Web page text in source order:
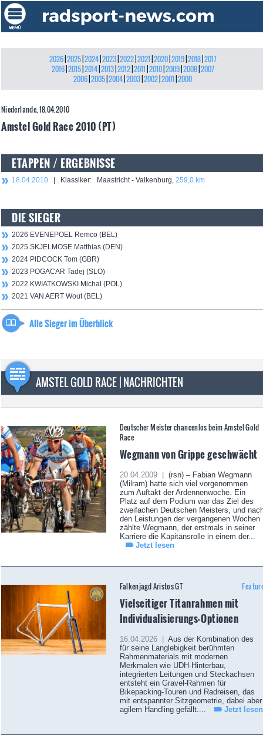
2026| 2025| 2024| 2023| 2022| 2021 2020| 2019| 2018| 2017
2016| 2015| 2014| 2013| 2012| 2011 2010| 2009| 2008| 2007
2006 2005 2004 2003 2002 2001 2000
Niederlande, 18.04.2010
Amstel Gold Race 2010 (PT)
ETAPPEN / ERGEBNISSE
18.04.2010 | Klassiker: Maastricht - Valkenburg, 259,0 km
DIE SIEGER
2026 EVENEPOEL Remco (BEL)
2025 SKJELMOSE Matthias (DEN)
2024 PIDCOCK Tom (GBR)
2023 POGACAR Tadej (SLO)
2022 KWIATKOWSKI Michal (POL)
2021 VAN AERT Wout (BEL)
Alle Sieger im Überblick
AMSTEL GOLD RACE | NACHRICHTEN
Deutscher Meister chancenlos beim Amstel Gold
Race
Wegmann von Grippe geschwächt
20.04.2009 |
(rsn) – Fabian Wegmann
(Milram) hatte sich viel vorgenommen
zum Auftakt der Ardennenwoche. Ein
Platz auf dem Podium war das Ziel des
zweifachen Deutschen Meisters, und
den Leistungen der vergangenen Wochen
zählte Wegmann, der erstmals in seiner
Karriere die Kapitänsrolle in einem der...
Jetzt lesen
Falkenjagd Aristos GT
Vielseitiger Titanrahmen mit
Individualisierungs-Optionen
16.04.2026 |
Aus der Kombination des
für seine Langlebigkeit berühmten
Rahmenmaterials mit modernen
Merkmalen wie UDH-Hinterbau,
integrierten Leitungen und Steckachsen
entsteht ein Gravel-Rahmen für
Bikepacking-Touren und Radreisen, das
mit entspannter Sitzgeometrie, dabei aber
agilem Handling gefällt....
Jetzt lesen